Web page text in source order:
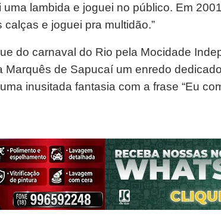
uma lambida e joguei no público. Em
e joguei pra multidão.”
do carnaval do Rio pela Mocidade
Marquês de Sapucaí um enredo
inusitada fantasia com a frase “Eu